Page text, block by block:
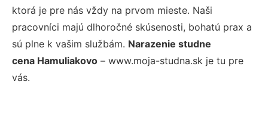
ktorá je pre nás vždy na prvom mieste. Naši
pracovníci majú dlhoročné skúsenosti, bohatú prax a
sú plne k vašim službám. Narazenie studne
cena Hamuliakovo – www.moja-studna.sk je tu pre
vás.